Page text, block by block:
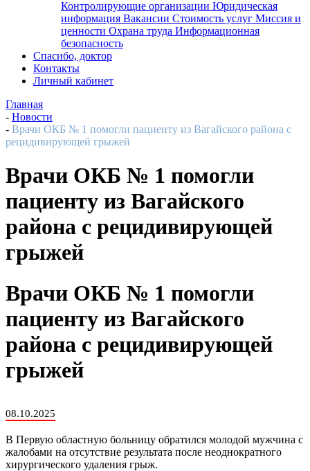
Контролирующие организации Юридическая
информация Вакансии Стоимость услуг Миссия и
ценности Охрана труда Информационная
безопасность
Спасибо, доктор
Контакты
Личный кабинет
Главная
- Новости
- Врачи ОКБ № 1 помогли пациенту из Вагайского района с
рецидивирующей грыжей
Врачи ОКБ № 1 помогли
пациенту из Вагайского
района с рецидивирующей
грыжей
Врачи ОКБ № 1 помогли
пациенту из Вагайского
района с рецидивирующей
грыжей
08.10.2025
В Первую областную больницу обратился молодой мужчина с
жалобами на отсутствие результата после неоднократного
хирургического удаления грыж.